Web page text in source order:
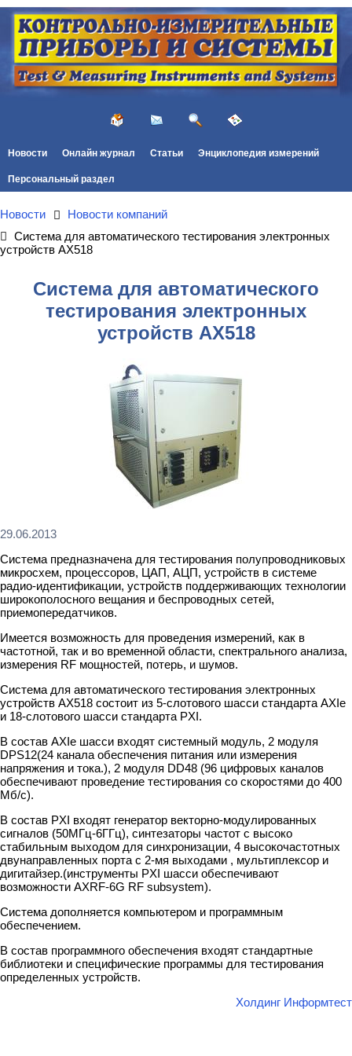
Новости Онлайн журнал Статьи Энциклопедия измерений
Персональный раздел
Новости
Новости компаний
Система для автоматического тестирования электронных
устройств AX518
Система для автоматического
тестирования электронных
устройств AX518
29.06.2013
Система предназначена для тестирования полупроводниковых
микросхем, процессоров, ЦАП, АЦП, устройств в системе
радио-идентификации, устройств поддерживающих технологии
широкополосного вещания и беспроводных сетей,
приемопередатчиков.
Имеется возможность для проведения измерений, как в
частотной, так и во временной области, спектрального анализа,
измерения RF мощностей, потерь, и шумов.
Система для автоматического тестирования электронных
устройств AX518 состоит из 5-слотового шасси стандарта AXIe
и 18-слотового шасси стандарта PXI.
В состав AXIe шасси входят системный модуль, 2 модуля
DPS12(24 канала обеспечения питания или измерения
напряжения и тока.), 2 модуля DD48 (96 цифровых каналов
обеспечивают проведение тестирования со скоростями до 400
Мб/с).
В состав PXI входят генератор векторно-модулированных
сигналов (50МГц-6ГГц), синтезаторы частот с высоко
стабильным выходом для синхронизации, 4 высокочастотных
двунаправленных порта c 2-мя выходами , мультиплексор и
дигитайзер.(инструменты PXI шасси обеспечивают
возможности AXRF-6G RF subsystem).
Система дополняется компьютером и программным
обеспечением.
В состав программного обеспечения входят стандартные
библиотеки и специфические программы для тестирования
определенных устройств.
Холдинг Информтест